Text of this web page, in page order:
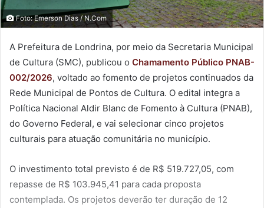
Foto: Emerson Dias / N.Com
A Prefeitura de Londrina, por meio da Secretaria Municipal
de Cultura (SMC), publicou o Chamamento Público PNAB-
002/2026, voltado ao fomento de projetos continuados da
Rede Municipal de Pontos de Cultura. O edital integra a
Política Nacional Aldir Blanc de Fomento à Cultura (PNAB),
do Governo Federal, e vai selecionar cinco projetos
culturais para atuação comunitária no município.
O investimento total previsto é de R$ 519.727,05, com
repasse de R$ 103.945,41 para cada proposta
contemplada. Os projetos deverão ter duração de 12